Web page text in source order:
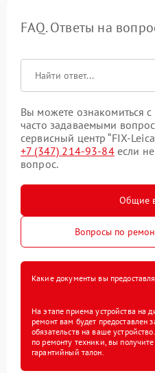
FAQ. Ответы на
Вы можете ознакомиться
часто задаваемыми
сервисный центр “FIX-
+7 (347) 214-93-84если
вопрос.
Общие
Вопросы по
Какие документы вы
На этапе приема устройства на
ремонт вам будет предоставлен
обязательств на ваше
по ремонту техники, вы
гарантийный талон.